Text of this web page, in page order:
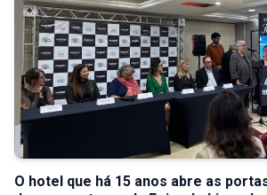
O hotel que há 15 anos abre as